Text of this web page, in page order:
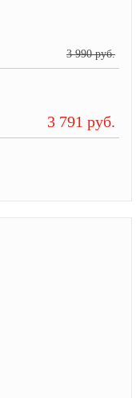
3 990 руб.
3 791 руб.